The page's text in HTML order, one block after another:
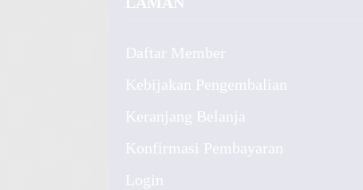
Daftar Member
Kebijakan Pengembalian
Keranjang Belanja
Konfirmasi Pembayaran
Login